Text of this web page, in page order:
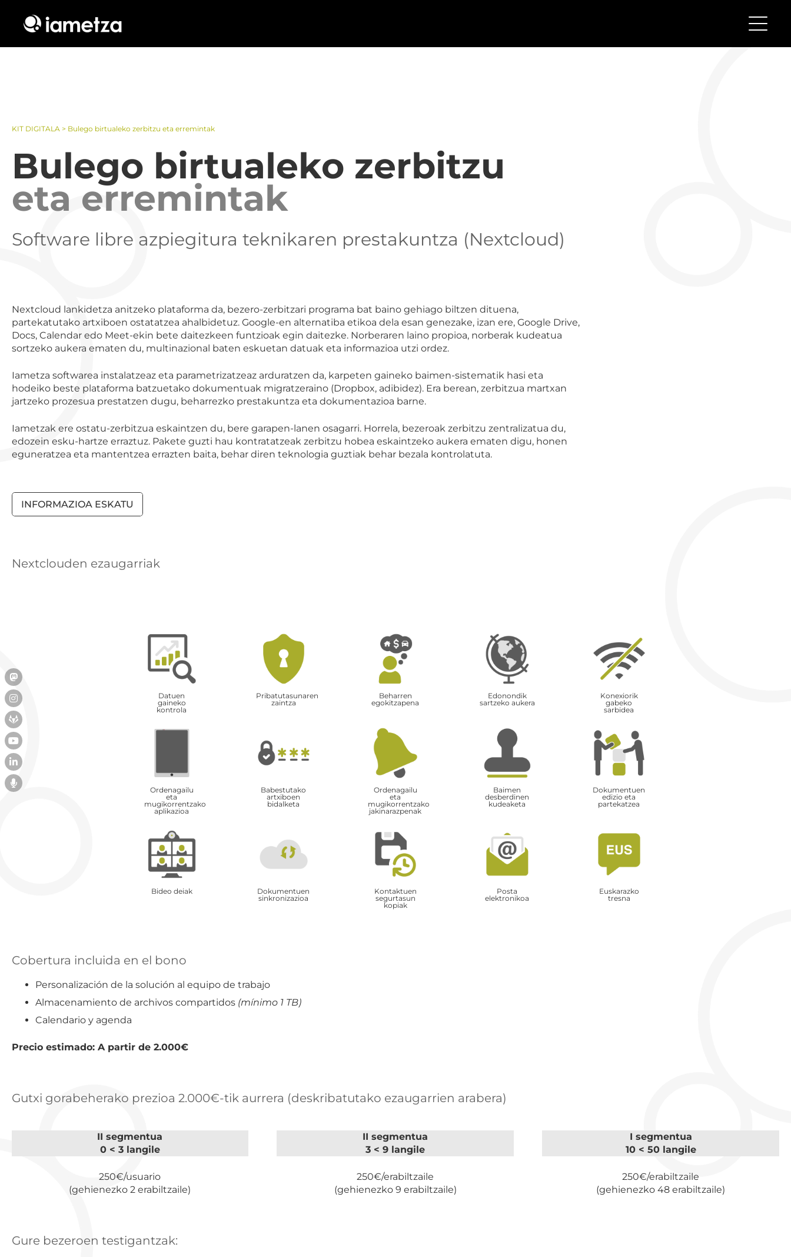
KIT DIGITALA> Bulego birtualeko zerbitzu eta erremintak
Bulego birtualeko zerbitzu
eta erremintak
Software libre azpiegitura teknikaren prestakuntza (Nextcloud)
Nextcloud lankidetza anitzeko plataforma da, bezero-zerbitzari programa bat baino gehiago biltzen dituena,
partekatutako artxiboen ostatatzea ahalbidetuz. Google-en alternatiba etikoa dela esan genezake, izan ere, Google Drive,
Docs, Calendar edo Meet-ekin bete daitezkeen funtzioak egin daitezke. Norberaren laino propioa, norberak kudeatua
sortzeko aukera ematen du, multinazional baten eskuetan datuak eta informazioa utzi ordez.
Iametza softwarea instalatzeaz eta parametrizatzeaz arduratzen da, karpeten gaineko baimen-sistematik hasi eta
hodeiko beste plataforma batzuetako dokumentuak migratzeraino (Dropbox, adibidez). Era berean, zerbitzua martxan
jartzeko prozesua prestatzen dugu, beharrezko prestakuntza eta dokumentazioa barne.
Iametzak ere ostatu-zerbitzua eskaintzen du, bere garapen-lanen osagarri. Horrela, bezeroak zerbitzu zentralizatua du,
edozein esku-hartze erraztuz. Pakete guzti hau kontratatzeak zerbitzu hobea eskaintzeko aukera ematen digu, honen
eguneratzea eta mantentzea errazten baita, behar diren teknologia guztiak behar bezala kontrolatuta.
INFORMAZIOA ESKATU
Nextclouden ezaugarriak
Datuen
gaineko
kontrola
Pribatutasunaren
zaintza
Beharren
egokitzapena
Edonondik
sartzeko aukera
Konexiorik
gabeko
sarbidea
Ordenagailu
eta
mugikorrentzako
aplikazioa
Babestutako
artxiboen
bidalketa
Ordenagailu
eta
mugikorrentzako
jakinarazpenak
Baimen
desberdinen
kudeaketa
Dokumentuen
edizio eta
partekatzea
Bideo deiak
Dokumentuen
sinkronizazioa
Kontaktuen
segurtasun
kopiak
Posta
elektronikoa
Euskarazko
tresna
Cobertura incluida en el bono
Personalización de la solución al equipo de trabajo
Almacenamiento de archivos compartidos (mínimo 1 TB)
Calendario y agenda
Precio estimado: A partir de 2.000€
Gutxi gorabeherako prezioa 2.000€-tik aurrera (deskribatutako ezaugarrien arabera)
II segmentua
0 < 3 langile
250€/usuario
(gehienezko 2 erabiltzaile)
II segmentua
3 < 9 langile
250€/erabiltzaile
(gehienezko 9 erabiltzaile)
I segmentua
10 < 50 langile
250€/erabiltzaile
(gehienezko 48 erabiltzaile)
Gure bezeroen testigantzak: